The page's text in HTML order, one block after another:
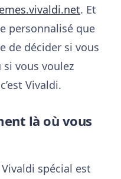
. Et
personnalisé que
de décider si vous
vous voulez
Vivaldi.
là où vous
spécial est